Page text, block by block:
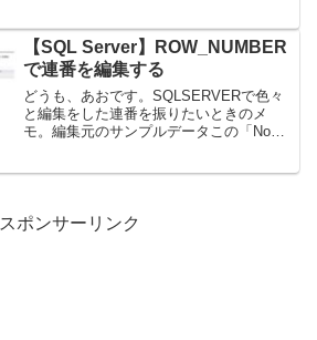
査。色々試してみたけど、まったく改善
されず。。最終的にパ...
【SQL Server】ROW_NUMBER
で連番を編集する
どうも、あおです。SQLSERVERで色々
と編集をした連番を振りたいときのメ
モ。編集元のサンプルデータこの「No」
スポンサーリンク